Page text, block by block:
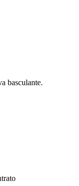
basculante.